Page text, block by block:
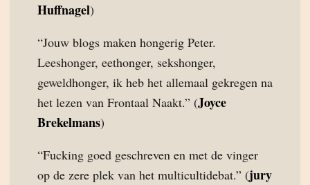
Huffnagel)
“Jouw blogs maken hongerig Peter.
Leeshonger, eethonger, sekshonger,
geweldhonger, ik heb het allemaal gekregen na
het lezen van Frontaal Naakt.” (Joyce
Brekelmans)
“Fucking goed geschreven en met de vinger
op de zere plek van het multicultidebat.” (jury